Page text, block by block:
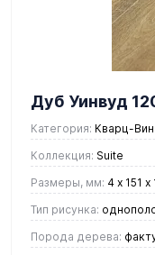
Дуб Уинвуд
Категория: Кварц-
Коллекция: Suite
Размеры, мм: 4 х 151 х
Тип рисунка:
Порода дерева: